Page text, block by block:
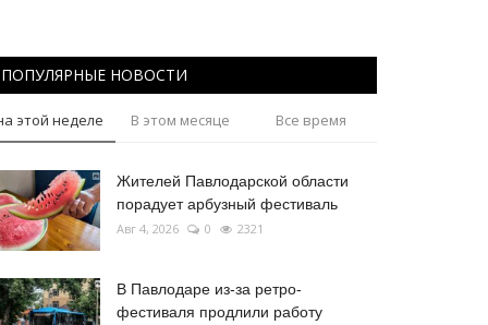
ПОПУЛЯРНЫЕ НОВОСТИ
этой неделе В этом месяце Все время
Жителей Павлодарской области
порадует арбузный фестиваль
Авг 4, 2026 0 2321
В Павлодаре из-за ретро-
фестиваля продлили работу